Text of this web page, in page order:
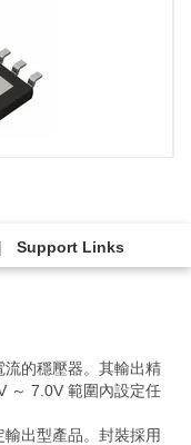
Support Links
的穩壓器。其輸出精
～ 7.0V 範圍內設定任
出型產品。封裝採用